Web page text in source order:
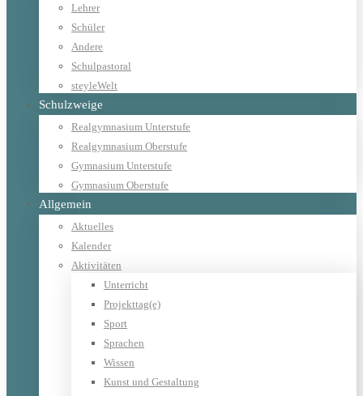
Lehrer
Schüler
Andere
Schulpastoral
steyleWelt
Schulzweige
Realgymnasium Unterstufe
Realgymnasium Oberstufe
Gymnasium Unterstufe
Gymnasium Oberstufe
Allgemein
Aktuelles
Kalender
Aktivitäten
Unterricht
Projekttag(e)
Sport
Sprachen
Wissen
Kunst und Gestaltung